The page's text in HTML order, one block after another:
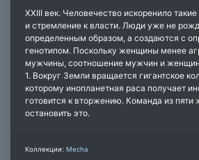
XXIII век. Человечество искоренило
и стремление к власти. Люди уже не
определенным образом, а создаются с
генотипом. Поскольку женщины менее
мужчины, соотношение мужчин и женщин
1. Вокруг Земли вращается гигантское
которому инопланетная раса получает
готовится к вторжению. Команда из
остановить это.
Коллекции: Mecha